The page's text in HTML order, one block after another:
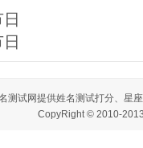
测试网提供姓名测试打分、星
CopyRight © 2010-